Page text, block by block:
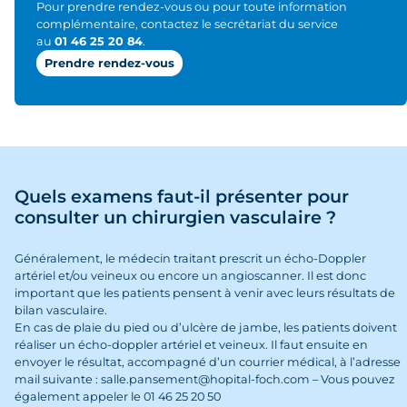
Pour prendre rendez-vous ou pour toute information
complémentaire, contactez le secrétariat du service
au 01 46 25 20 84.
Prendre rendez-vous
Quels examens faut-il présenter pour
consulter un chirurgien vasculaire ?
Généralement, le médecin traitant prescrit un écho-Doppler
artériel et/ou veineux ou encore un angioscanner. Il est donc
important que les patients pensent à venir avec leurs résultats de
bilan vasculaire.
En cas de plaie du pied ou d’ulcère de jambe, les patients doivent
réaliser un écho-doppler artériel et veineux. Il faut ensuite en
envoyer le résultat, accompagné d’un courrier médical, à l’adresse
mail suivante : salle.pansement@hopital-foch.com – Vous pouvez
également appeler le 01 46 25 20 50